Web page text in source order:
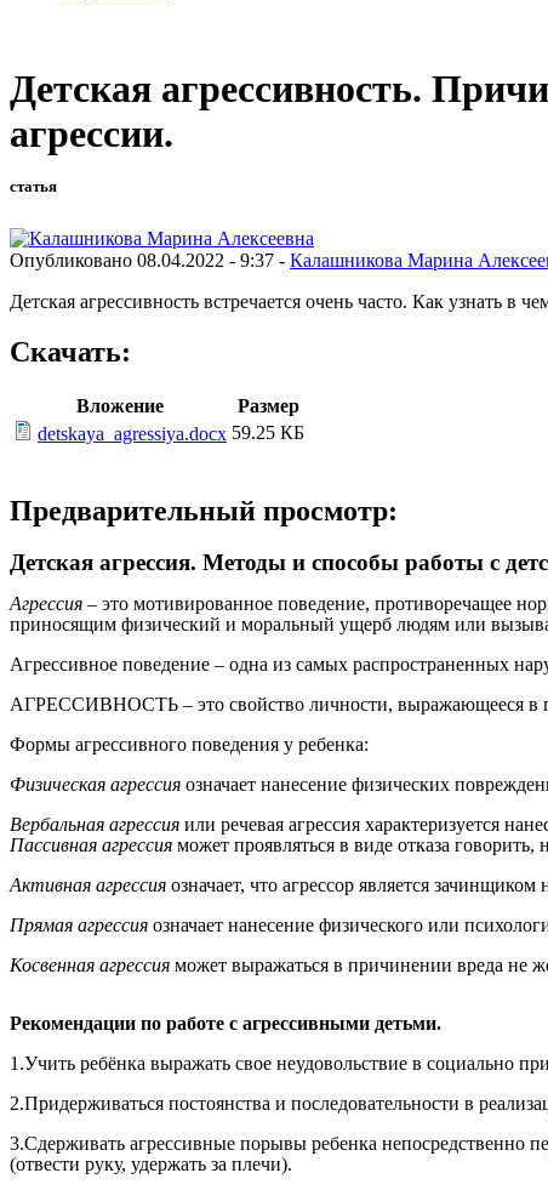
Детская агрессивность.
агрессии.
статья
Опубликовано 08.04.2022 - 9:37 - Калашникова Марина
Детская агрессивность встречается очень часто. Как узнать в
Скачать:
Вложение
Размер
detskaya_agressiya.docx 59.25 КБ
Предварительный просмотр:
Детская агрессия. Методы и способы работы с
Агрессия – это мотивированное поведение, противоречащее
приносящим физический и моральный ущерб людям или
Агрессивное поведение – одна из самых распространенных
АГРЕССИВНОСТЬ – это свойство личности, выражающееся в
Формы агрессивного поведения у ребенка:
Физическая агрессия означает нанесение физических
Вербальная агрессия или речевая агрессия характеризуется
Пассивная агрессия может проявляться в виде отказа
Активная агрессия означает, что агрессор является зачинщиком
Прямая агрессия означает нанесение физического или
Косвенная агрессия может выражаться в причинении вреда не
Рекомендации по работе с агрессивными детьми.
1.Учить ребёнка выражать свое неудовольствие в социально
2.Придерживаться постоянства и последовательности в
3.Сдерживать агрессивные порывы ребенка непосредственно
(отвести руку, удержать за плечи).